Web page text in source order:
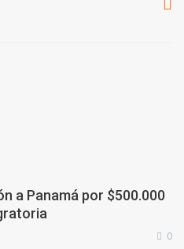
a Panamá por $500.000
0